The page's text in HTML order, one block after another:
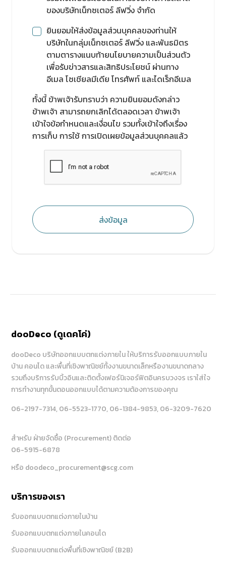
ของบริษัทเน็กซเตอร์ ลีฟวิ่ง จำกัด
ยินยอมให้ส่งข้อมูลส่วนบุคคลของท่านให้
บริษัทในกลุ่มเน็กซเตอร์ ลีฟวิ่ง และพันธมิตร
ตามตารางแนบท้ายนโยบายความเป็นส่วนตัว
เพื่อรับข่าวสารและสิทธิประโยชน์ ผ่านทาง
อีเมล โซเชียลมีเดีย โทรศัพท์ และไดเร็กอีเมล
ทั้งนี้ ข้าพเจ้ารับทราบว่า ความยินยอมดังกล่าว
ข้าพเจ้า สามารถยกเลิกได้ตลอดเวลา ข้าพเจ้า
เข้าใจข้อกำหนดและเงื่อนไข รวมทั้งเข้าใจถึงเรื่อง
การเก็บ การใช้ การเปิดเผยข้อมูลส่วนบุคคลแล้ว
ส่งข้อมูล
dooDeco (ดูเดคโค่)
dooDeco บริษัทออกแบบตกแต่งภายใน ให้บริการรับออกแบบภายใน
บ้าน คอนโด และพื้นที่เชิงพาณิชย์ทั้งงานขนาดเล็กหรืองานขนาดกลาง
รวมถึงบริการรับบิ้วอินและติดตั้งเฟอร์นิเจอร์ฟิตอินครบวงจร เราใส่ใจ
การทำงานทุกขั้นตอนออกแบบได้ตามความต้องการของคุณ
06-2197-7314, 06-5523-1770, 06-1384-9853, 06-3209-7620
สำหรับ ฝ่ายจัดซื้อ (Procurement) ติดต่อ
06-5915-6878
หรือ doodeco_procurement@scg.com
บริการของเรา
รับออกแบบตกแต่งภายในบ้าน
รับออกแบบตกแต่งภายในคอนโด
รับออกแบบตกแต่งพื้นที่เชิงพาณิชย์ (B2B)